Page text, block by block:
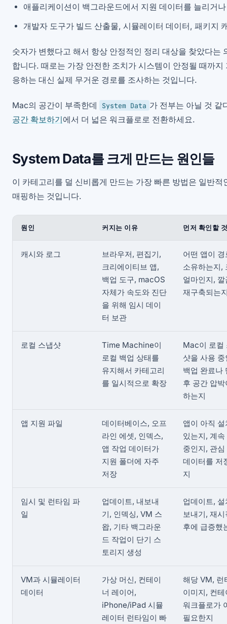
애플리케이션이 백그라운드에서 지원 데이터를 늘리거
개발자 도구가 빌드 산출물, 시뮬레이터 데이터, 패키지
숫자가 변했다고 해서 항상 안정적인 정리 대상을 찾았다는
합니다. 때로는 가장 안전한 조치가 시스템이 안정될 때까
응하는 대신 실제 무거운 경로를 조사하는 것입니다.
Mac의 공간이 부족한데 System Data 가 전부는 아닐 것 같
공간 확보하기에서 더 넓은 워크플로로 전환하세요.
System Data를 크게 만드는 원인들
이 카테고리를 덜 신비롭게 만드는 가장 빠른 방법은 일반
매핑하는 것입니다.
원인 커지는 이유 먼저 확인할
캐시와 로그
브라우저, 편집기,
크리에이티브 앱,
백업 도구, macOS
자체가 속도와 진단
을 위해 임시 데이
터 보관
어떤 앱이 경
소유하는지,
얼마인지,
재구축되는
로컬 스냅샷
Time Machine이
로컬 백업 상태를
유지해서 카테고리
를 일시적으로 확장
Mac이 로컬
샷을 사용 중
백업 완료나
후 공간 압박
하는지
앱 지원 파일
데이터베이스, 오프
라인 에셋, 인덱스,
앱 작업 데이터가
지원 폴더에 자주
저장
앱이 아직
있는지, 계속
중인지, 관심
데이터를 저
지
임시 및 런타임 파
일
업데이트, 내보내
기, 인덱싱, VM 스
왑, 기타 백그라운
드 작업이 단기 스
토리지 생성
업데이트, 설
보내기, 재
후에 급증했
VM과 시뮬레이터
데이터
가상 머신, 컨테이
너 레이어,
iPhone/iPad 시뮬
레이터 런타임이 빠
해당 VM, 런
이미지, 컨테
워크플로가
필요한지